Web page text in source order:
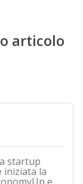
articolo
startup
iniziata la